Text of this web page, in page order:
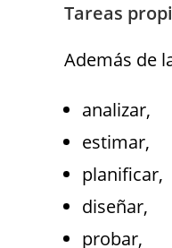
Tareas
Además de
analizar,
estimar,
planificar,
diseñar,
probar,